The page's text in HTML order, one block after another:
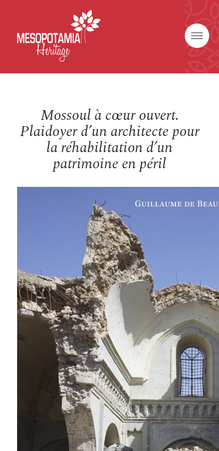
Mossoul à cœur ouvert.
Plaidoyer d’un architecte pour
la réhabilitation d’un
patrimoine en péril